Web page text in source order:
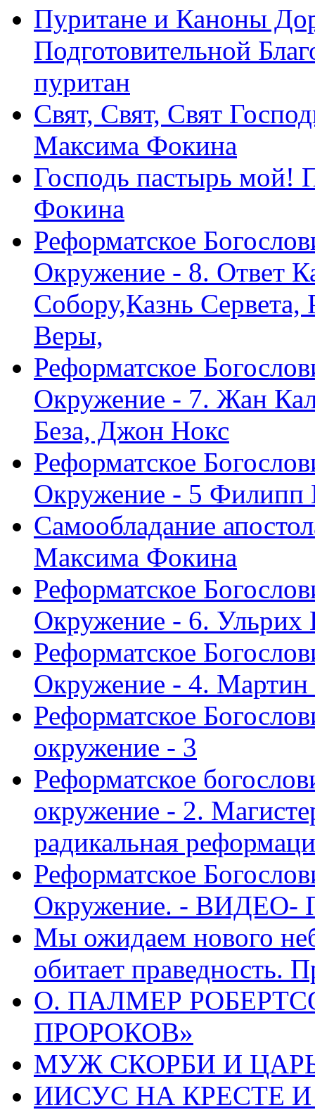
Пуритане и Каноны
Подготовительной
пуритан
Свят, Свят, Свят
Максима Фокина
Господь пастырь мой!
Фокина
Реформатское
Окружение - 8. Ответ
Собору,Казнь Сервета,
Веры,
Реформатское
Окружение - 7. Жан
Беза, Джон Нокс
Реформатское
Окружение - 5 Филипп
Самообладание
Максима Фокина
Реформатское
Окружение - 6. Ульрих
Реформатское
Окружение - 4.
Реформатское
окружение - 3
Реформатское
окружение - 2.
радикальная
Реформатское
Окружение. - ВИДЕО-
Мы ожидаем нового
обитает праведность.
О. ПАЛМЕР
ПРОРОКОВ»
МУЖ СКОРБИ И ЦАРЬ
ИИСУС НА КРЕСТЕ